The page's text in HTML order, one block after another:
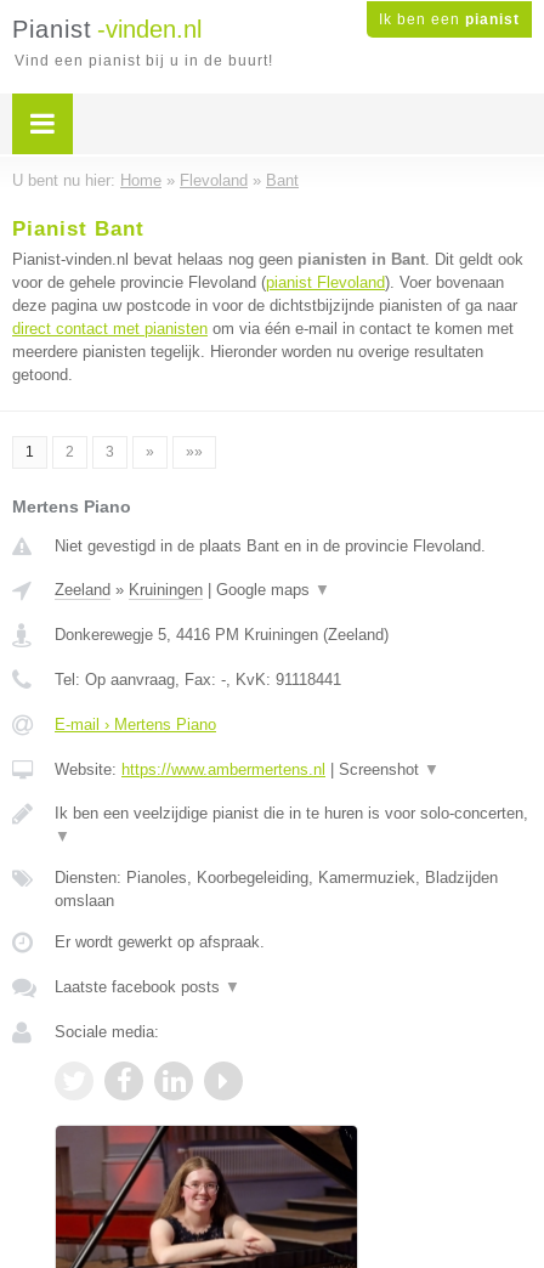
Ik ben een pianist
Pianist -vinden.nl
Vind een pianist bij u in de buurt!
U bent nu hier: Home » Flevoland » Bant
Pianist Bant
Pianist-vinden.nl bevat helaas nog geen pianisten in Bant. Dit geldt ook
voor de gehele provincie Flevoland (pianist Flevoland). Voer bovenaan
deze pagina uw postcode in voor de dichtstbijzijnde pianisten of ga naar
direct contact met pianisten om via één e-mail in contact te komen met
meerdere pianisten tegelijk. Hieronder worden nu overige resultaten
getoond.
1 2 3 » »»
Mertens Piano
Niet gevestigd in de plaats Bant en in de provincie Flevoland.
Zeeland » Kruiningen Google maps ▼
Donkerewegje 5, 4416 PM Kruiningen (Zeeland)
Tel: Op aanvraag, Fax: -, KvK: 91118441
E-mail › Mertens Piano
Website: https://www.ambermertens.nl Screenshot ▼
Ik ben een veelzijdige pianist die in te huren is voor solo-concerten,
▼
Diensten: Pianoles, Koorbegeleiding, Kamermuziek, Bladzijden
omslaan
Er wordt gewerkt op afspraak.
Laatste facebook posts ▼
Sociale media: